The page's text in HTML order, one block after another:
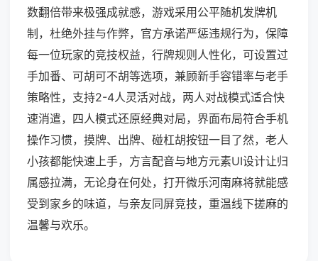
数翻倍带来极强成就感，游戏采用公平随机发牌机
制，杜绝外挂与作弊，官方承诺严惩违规行为，保障
每一位玩家的竞技权益，行牌规则人性化，可设置过
手加番、可胡可不胡等选项，兼顾新手容错率与老手
策略性，支持2-4人灵活对战，两人对战模式适合快
速消遣，四人模式还原经典对局，界面布局符合手机
操作习惯，摸牌、出牌、碰杠胡按钮一目了然，老人
小孩都能快速上手，方言配音与地方元素UI设计让归
属感拉满，无论身在何处，打开微乐河南麻将就能感
受到家乡的味道，与亲友同屏竞技，重温线下搓麻的
温馨与欢乐。